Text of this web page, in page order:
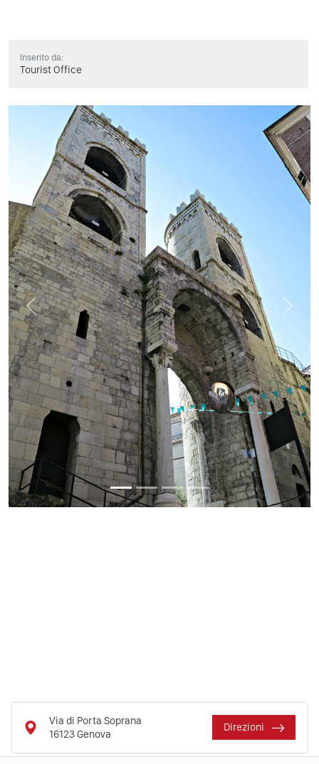
Inserito da:
Tourist Office
Previous Next
Via di Porta Soprana
16123Genova
Direzioni